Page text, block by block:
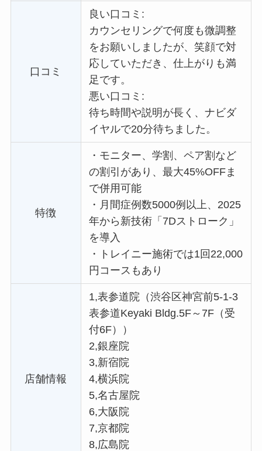
口コミ
良い口コミ:
カウンセリングで何度も微調整
をお願いしましたが、笑顔で対
応していただき、仕上がりも満
足です。
悪い口コミ:
待ち時間や説明が長く、ナビダ
イヤルで20分待ちました。
特徴
・ モニター、学割、ペア割など
の割引があり、最大45%OFFま
で併用可能
・ 月間症例数5000例以上、2025
年から新技術「7Dストローク」
を導入
・
トレイニー施術では1回22,000
円コースもあり
店舗情報
1,表参道院（渋谷区神宮前5-1-3
表参道Keyaki Bldg.5F～7F（受
付6F））
2,銀座院
3,新宿院
4,横浜院
5,名古屋院
6,大阪院
7,京都院
8,広島院